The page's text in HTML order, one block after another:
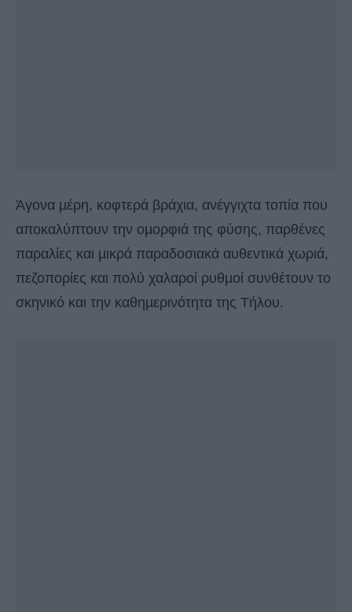
Άγονα µέρη, κοφτερά βράχια, ανέγγιχτα τοπία που
αποκαλύπτουν την οµορφιά της φύσης, παρθένες
παραλίες και µικρά παραδοσιακά αυθεντικά χωριά,
πεζοπορίες και πολύ χαλαροί ρυθµοί συνθέτουν το
σκηνικό και την καθηµερινότητα της Τήλου.